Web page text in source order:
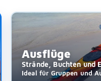
Ausflüge
Strände, Buchten und
Ideal für Gruppen und